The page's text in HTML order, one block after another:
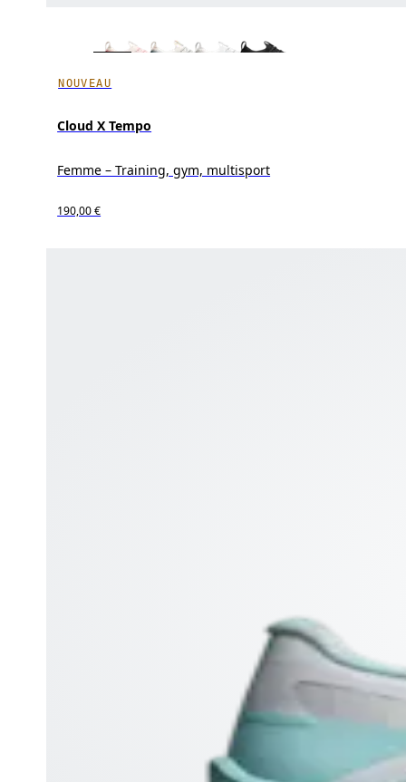
NOUVEAU
Cloud X Tempo
Femme – Training, gym, multisport
190,00 €